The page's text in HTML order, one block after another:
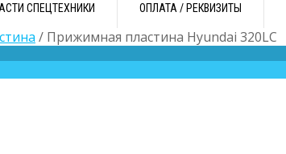
СПЕЦТЕХНИКИ ОПЛАТА / РЕКВИЗИТЫ
/ Прижимная пластина Hyundai 320LC